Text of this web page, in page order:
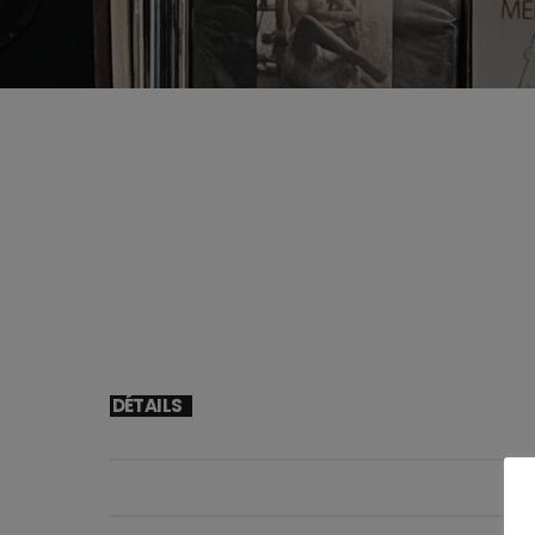
DÉTAILS